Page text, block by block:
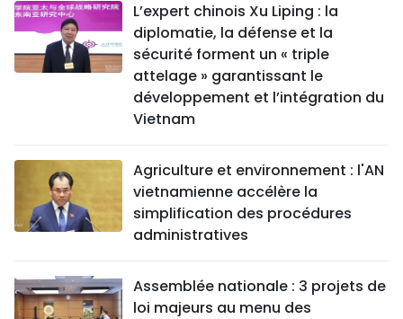
L’expert chinois Xu Liping : la
diplomatie, la défense et la
sécurité forment un « triple
attelage » garantissant le
développement et l’intégration du
Vietnam
Agriculture et environnement : l'AN
vietnamienne accélère la
simplification des procédures
administratives
Assemblée nationale : 3 projets de
loi majeurs au menu des